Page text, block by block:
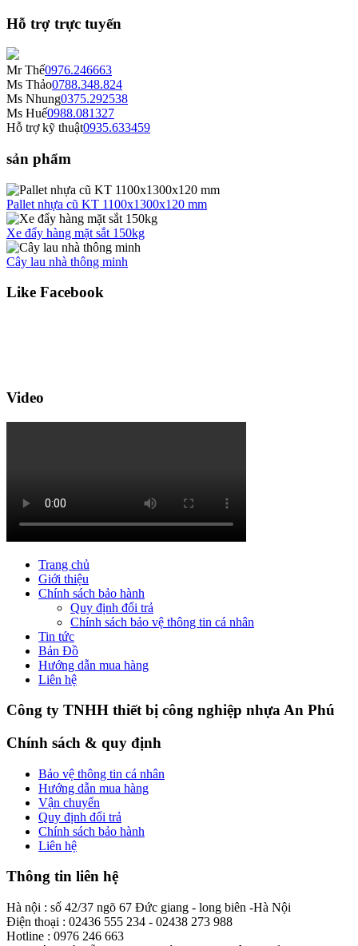
Hỗ trợ trực tuyến
Mr Thế0976.246663
Ms Thảo0788.348.824
Ms Nhung0375.292538
Ms Huế0988.081327
Hỗ trợ kỹ thuật0935.633459
sản phẩm
Pallet nhựa cũ KT 1100x1300x120 mm
Xe đẩy hàng mặt sắt 150kg
Cây lau nhà thông minh
Like Facebook
Video
Trang chủ
Giới thiệu
Chính sách bảo hành
Quy định đổi trả
Chính sách bảo vệ thông tin cá nhân
Tin tức
Bản Đồ
Hướng dẫn mua hàng
Liên hệ
Công ty TNHH thiết bị công nghiệp nhựa An Phú
Chính sách & quy định
Bảo vệ thông tin cá nhân
Hướng dẫn mua hàng
Vận chuyển
Quy định đổi trả
Chính sách bảo hành
Liên hệ
Thông tin liên hệ
Hà nội : số 42/37 ngõ 67 Đức giang - long biên -Hà Nội
Điện thoại : 02436 555 234 - 02438 273 988
Hotline : 0976 246 663